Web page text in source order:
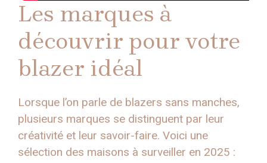
Les marques à
découvrir pour votre
blazer idéal
Lorsque l’on parle de blazers sans manches,
plusieurs marques se distinguent par leur
créativité et leur savoir-faire. Voici une
sélection des maisons à surveiller en 2025 :